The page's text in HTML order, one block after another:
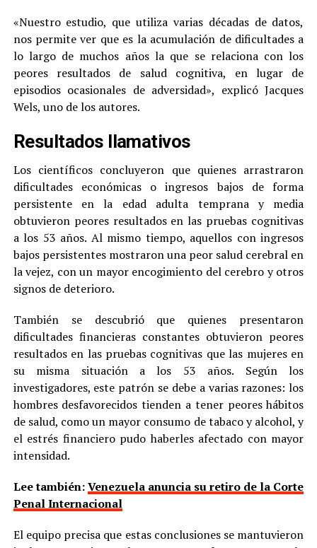
«Nuestro estudio, que utiliza varias décadas de datos,
nos permite ver que es la acumulación de dificultades a
lo largo de muchos años la que se relaciona con los
peores resultados de salud cognitiva, en lugar de
episodios ocasionales de adversidad», explicó Jacques
Wels, uno de los autores.
Resultados llamativos
Los científicos concluyeron que quienes arrastraron
dificultades económicas o ingresos bajos de forma
persistente en la edad adulta temprana y media
obtuvieron peores resultados en las pruebas cognitivas
a los 53 años. Al mismo tiempo, aquellos con ingresos
bajos persistentes mostraron una peor salud cerebral en
la vejez, con un mayor encogimiento del cerebro y otros
signos de deterioro.
También se descubrió que quienes presentaron
dificultades financieras constantes obtuvieron peores
resultados en las pruebas cognitivas que las mujeres en
su misma situación a los 53 años. Según los
investigadores, este patrón se debe a varias razones: los
hombres desfavorecidos tienden a tener peores hábitos
de salud, como un mayor consumo de tabaco y alcohol, y
el estrés financiero pudo haberles afectado con mayor
intensidad.
Lee también:Venezuela anuncia su retiro de la Corte
Penal Internacional
El equipo precisa que estas conclusiones se mantuvieron